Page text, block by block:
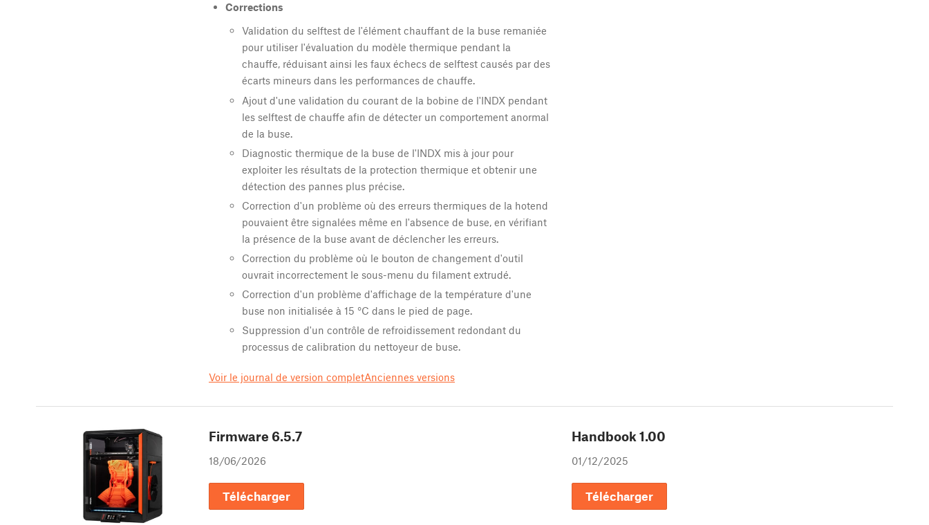
Corrections
Validation du selftest de l'élément chauffant de la buse remaniée
pour utiliser l'évaluation du modèle thermique pendant la
chauffe, réduisant ainsi les faux échecs de selftest causés par des
écarts mineurs dans les performances de chauffe.
Ajout d'une validation du courant de la bobine de l'INDX pendant
les selftest de chauffe afin de détecter un comportement anormal
de la buse.
Diagnostic thermique de la buse de l'INDX mis à jour pour
exploiter les résultats de la protection thermique et obtenir une
détection des pannes plus précise.
Correction d'un problème où des erreurs thermiques de la hotend
pouvaient être signalées même en l'absence de buse, en vérifiant
la présence de la buse avant de déclencher les erreurs.
Correction du problème où le bouton de changement d'outil
ouvrait incorrectement le sous-menu du filament extrudé.
Correction d'un problème d'affichage de la température d'une
buse non initialisée à 15 °C dans le pied de page.
Suppression d'un contrôle de refroidissement redondant du
processus de calibration du nettoyeur de buse.
Voir le journal de version completAnciennes versions
Firmware 6.5.7
18/06/2026
Télécharger
Handbook 1.00
01/12/2025
Télécharger